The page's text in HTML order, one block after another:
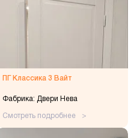
ПГ Классика 3 Вайт
Фабрика: Двери Нева
Смотреть подробнее